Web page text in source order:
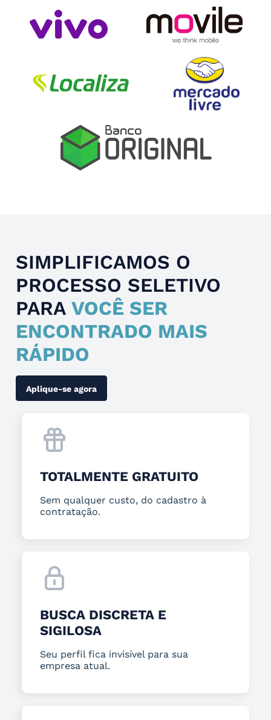
SIMPLIFICAMOS O
PROCESSO SELETIVO
PARA VOCÊ SER
ENCONTRADO MAIS
RÁPIDO
Aplique-se agora
TOTALMENTE GRATUITO
Sem qualquer custo, do cadastro à
contratação.
BUSCA DISCRETA E
SIGILOSA
Seu perfil fica invisível para sua
empresa atual.